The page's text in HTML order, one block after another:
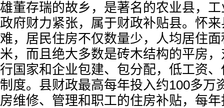
雄董存瑞的故乡，是著名的农业县，
政府财力紧张，属于财政补贴县。怀
难，居民住房不仅数量少，人均居住
米，而且绝大多数是砖木结构的平房
行国家和企业包建、包分配，低工资
制度。县财政最高每年投入约100多万
房维修、管理和职工的住房补贴，每